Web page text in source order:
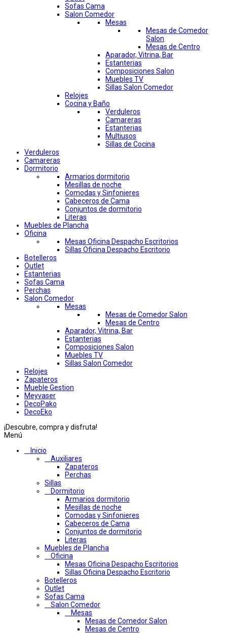
Sofas Cama
Salon Comedor
Mesas
Mesas de Comedor
Salon
Mesas de Centro
Aparador, Vitrina, Bar
Estanterias
Composiciones Salon
Muebles TV
Sillas Salon Comedor
Relojes
Cocina y Baño
Verduleros
Camareras
Estanterias
Multiusos
Sillas de Cocina
Verduleros
Camareras
Dormitorio
Armarios dormitorio
Mesillas de noche
Comodas y Sinfonieres
Cabeceros de Cama
Conjuntos de dormitorio
Literas
Muebles de Plancha
Oficina
Mesas Oficina Despacho Escritorios
Sillas Oficina Despacho Escritorio
Botelleros
Outlet
Estanterias
Sofas Cama
Perchas
Salon Comedor
Mesas
Mesas de Comedor Salon
Mesas de Centro
Aparador, Vitrina, Bar
Estanterias
Composiciones Salon
Muebles TV
Sillas Salon Comedor
Relojes
Zapateros
Mueble Gestion
Meyvaser
DecoPako
DecoEko
¡Descubre, compra y disfruta!
Menú
Inicio
Auxiliares
Zapateros
Perchas
Sillas
Dormitorio
Armarios dormitorio
Mesillas de noche
Comodas y Sinfonieres
Cabeceros de Cama
Conjuntos de dormitorio
Literas
Muebles de Plancha
Oficina
Mesas Oficina Despacho Escritorios
Sillas Oficina Despacho Escritorio
Botelleros
Outlet
Sofas Cama
Salon Comedor
Mesas
Mesas de Comedor Salon
Mesas de Centro